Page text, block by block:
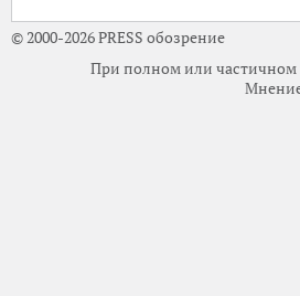
© 2000-2026 PRESS обозрение
При полном или частичном